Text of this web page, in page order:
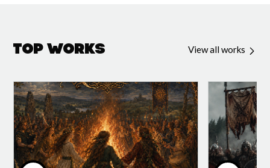
Top Works View all works